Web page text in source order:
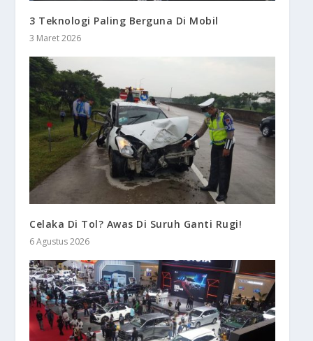
3 Teknologi Paling Berguna Di Mobil
3 Maret 2026
Celaka Di Tol? Awas Di Suruh Ganti Rugi!
6 Agustus 2026